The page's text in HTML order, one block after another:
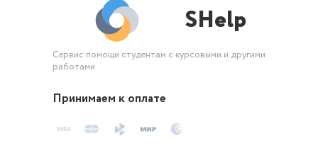
SHelp
Сервис помощи студентам с курсовыми и другими
работами
Принимаем к оплате